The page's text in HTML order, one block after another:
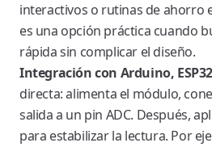
interactivos o rutinas de ahorro
es una opción práctica cuando
rápida sin complicar el diseño.
Integración con Arduino, ESP32
directa: alimenta el módulo,
salida a un pin ADC. Después,
para estabilizar la lectura. Por